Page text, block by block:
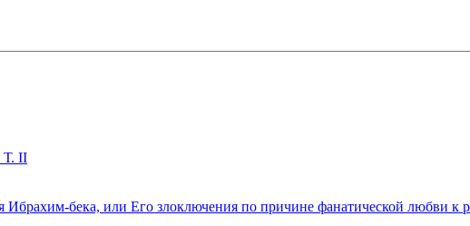
Т. II
бека, или Его злоключения по причине фанатической любви к